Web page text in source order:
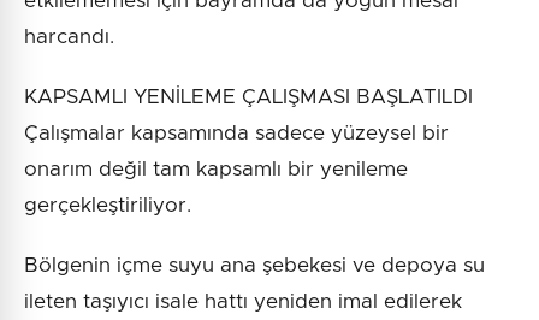
harcandı.
KAPSAMLI YENİLEME ÇALIŞMASI BAŞLATILDI
Çalışmalar kapsamında sadece yüzeysel bir
onarım değil tam kapsamlı bir yenileme
gerçekleştiriliyor.
Bölgenin içme suyu ana şebekesi ve depoya su
ileten taşıyıcı isale hattı yeniden imal edilerek